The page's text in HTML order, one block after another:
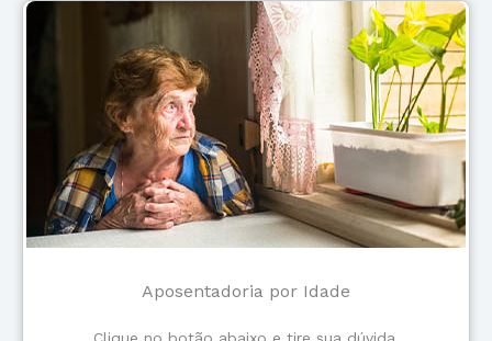
Aposentadoria por Idade
Clique no botão abaixo e tire sua dúvida.